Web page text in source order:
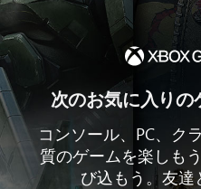
次のお気に入りの
コンソール、PC、ク
質のゲームを楽しも
び込もう。友